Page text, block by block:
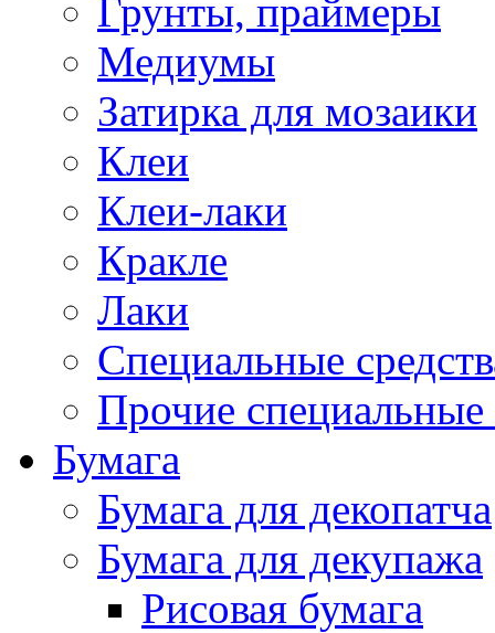
Грунты, праймеры
Медиумы
Затирка для мозаики
Клеи
Клеи-лаки
Кракле
Лаки
Специальные
Прочие специальные
Бумага
Бумага для декопатча
Бумага для декупажа
Рисовая бумага